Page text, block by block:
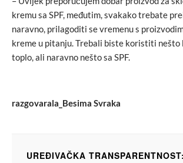
kremu sa SPF, međutim, svakako trebate
naravno, prilagoditi se vremenu s
kreme u pitanju. Trebali biste koristiti nešto
toplo, ali naravno nešto sa SPF.
razgovarala_Besima Svraka
UREĐIVAČKA TRANSPARENTNOST: